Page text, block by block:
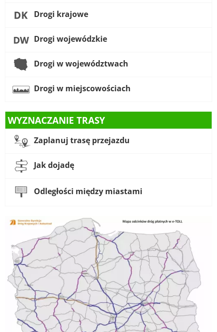
Drogi krajowe
Drogi wojewódzkie
Drogi w województwach
Drogi w miejscowościach
WYZNACZANIE TRASY
Zaplanuj trasę przejazdu
Jak dojadę
Odległości między miastami